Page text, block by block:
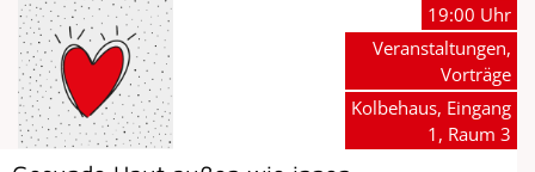
19:00 Uhr
Veranstaltungen,
Vorträge
Kolbehaus, Eingang
1, Raum 3